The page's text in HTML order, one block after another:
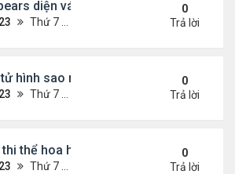
diện váy xuyên thấu ra phố
Thứ 7 Tháng 8 08, 2026 6:21 pm
0
Trả lời
hình sao nữ nổi tiếng
Thứ 7 Tháng 8 08, 2026 6:18 pm
0
Trả lời
thể hoa hậu trong túi xách giữa rừng
Thứ 7 Tháng 8 08, 2026 6:16 pm
0
Trả lời